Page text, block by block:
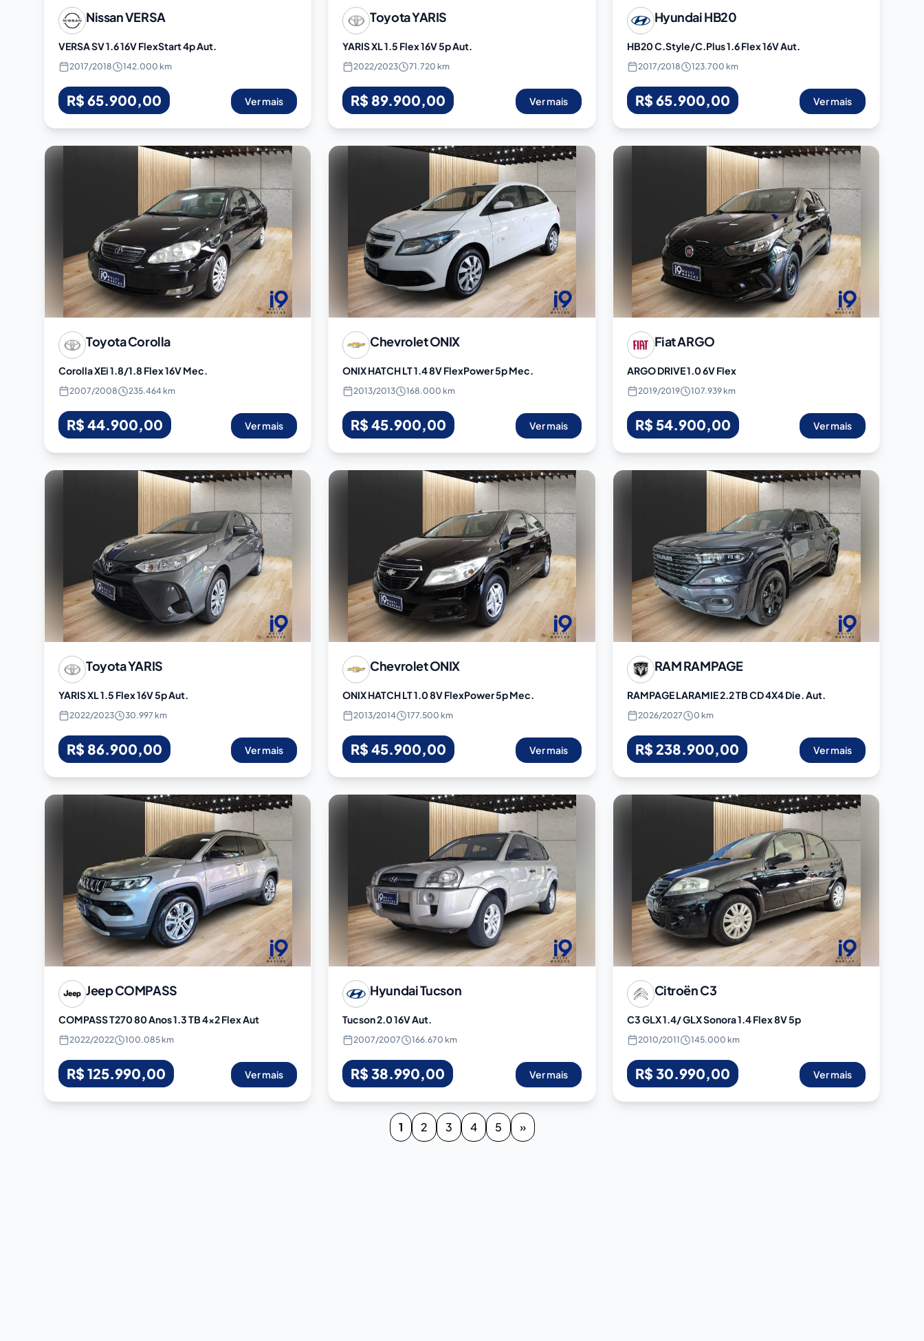
NissanVERSA
VERSA SV 1.6 16V FlexStart 4p Aut.
2017/2018 142.000 km
R$ 65.900,00 Ver mais
ToyotaYARIS
YARIS XL 1.5 Flex 16V 5p Aut.
2022/2023 71.720 km
R$ 89.900,00 Ver mais
HyundaiHB20
HB20 C.Style/C.Plus 1.6 Flex 16V Aut.
2017/2018 123.700 km
R$ 65.900,00 Ver mais
ToyotaCorolla
Corolla XEi 1.8/1.8 Flex 16V Mec.
2007/2008 235.464 km
R$ 44.900,00 Ver mais
ChevroletONIX
ONIX HATCH LT 1.4 8V FlexPower 5p Mec.
2013/2013 168.000 km
R$ 45.900,00 Ver mais
FiatARGO
ARGO DRIVE 1.0 6V Flex
2019/2019 107.939 km
R$ 54.900,00 Ver mais
ToyotaYARIS
YARIS XL 1.5 Flex 16V 5p Aut.
2022/2023 30.997 km
R$ 86.900,00 Ver mais
ChevroletONIX
ONIX HATCH LT 1.0 8V FlexPower 5p Mec.
2013/2014 177.500 km
R$ 45.900,00 Ver mais
RAMRAMPAGE
RAMPAGE LARAMIE 2.2 TB CD 4X4 Die. Aut.
2026/2027 0 km
R$ 238.900,00 Ver mais
JeepCOMPASS
COMPASS T270 80 Anos 1.3 TB 4x2 Flex Aut
2022/2022 100.085 km
R$ 125.990,00 Ver mais
HyundaiTucson
Tucson 2.0 16V Aut.
2007/2007 166.670 km
R$ 38.990,00 Ver mais
CitroënC3
C3 GLX 1.4/ GLX Sonora 1.4 Flex 8V 5p
2010/2011 145.000 km
R$ 30.990,00 Ver mais
1 2 3 4 5 »